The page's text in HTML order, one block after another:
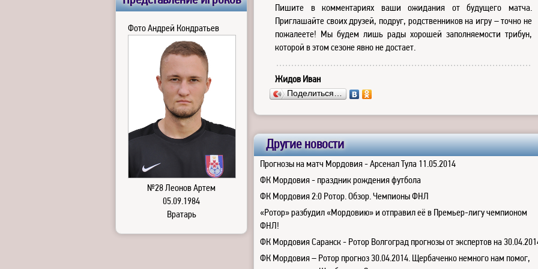
Пишите в комментариях ваши ожидания от будущего матча.
Приглашайте своих друзей, подруг, родственников на игру – точно не
пожалеете! Мы будем лишь рады хорошей заполняемости трибун,
которой в этом сезоне явно не достает.
Жидов Иван
Поделиться…
Другие новости
Прогнозы на матч Мордовия - Арсенал Тула 11.05.2014
ФК Мордовия - праздник рождения футбола
ФК Мордовия 2:0 Ротор. Обзор. Чемпионы ФНЛ
«Ротор» разбудил «Мордовию» и отправил её в Премьер-лигу чемпионом
ФНЛ!
ФК Мордовия Саранск - Ротор Волгоград прогнозы от экспертов на
ФК Мордовия – Ротор прогноз 30.04.2014. Щербаченко немного нам помог,
Фото Андрей Кондратьев
№28 Леонов Артем
05.09.1984
Вратарь